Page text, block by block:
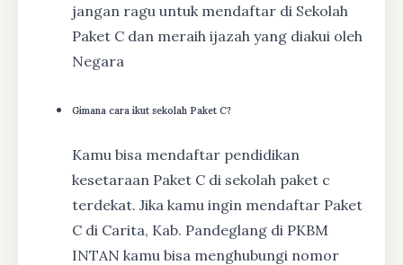
jangan ragu untuk mendaftar di Sekolah
Paket C dan meraih ijazah yang diakui oleh
Negara
Gimana cara ikut sekolah Paket C?
Kamu bisa mendaftar pendidikan
kesetaraan Paket C di sekolah paket c
terdekat. Jika kamu ingin mendaftar Paket
C di Carita, Kab. Pandeglang di PKBM
INTAN kamu bisa menghubungi nomor